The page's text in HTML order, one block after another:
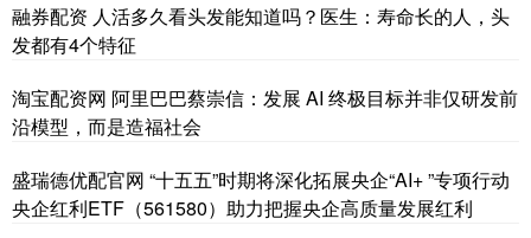
融券配资 人活多久看头发能知道吗？医生：寿命长的人，头
发都有4个特征
淘宝配资网 阿里巴巴蔡崇信：发展 AI 终极目标并非仅研发前
沿模型，而是造福社会
盛瑞德优配官网 “十五五”时期将深化拓展央企“AI+ ”专项行动
央企红利ETF（561580）助力把握央企高质量发展红利